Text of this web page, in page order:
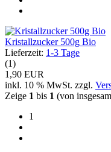
Kristallzucker 500g Bio
Lieferzeit: 1-3 Tage
(1)
1,90 EUR
inkl. 10 % MwSt. zzgl.
Zeige 1 bis 1 (von
1